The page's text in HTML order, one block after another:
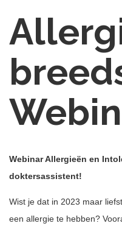
Webinar Allergieën en
doktersassistent!
Wist je dat in 2023 maar
een allergie te hebben?